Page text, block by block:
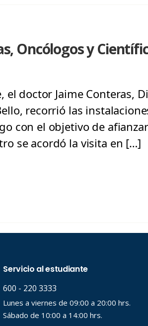
Oncólogos y
el doctor Jaime Conteras,
recorrió las
con el objetivo de
se acordó la visita en […]